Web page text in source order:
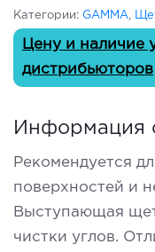
Категории: GAMMA
Цену и наличие
дистрибьюторов
Информация
Рекомендуется
поверхностей и
Выступающая
чистки углов.